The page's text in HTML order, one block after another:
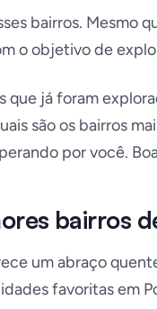
bairros. Mesmo
o objetivo de
que já foram
são os bairros
por você.
bairros
um abraço
favoritas em